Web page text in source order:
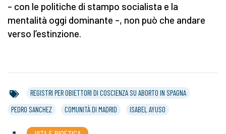
– con le politiche di stampo socialista e la
mentalità oggi dominante –, non può che andare
verso l’estinzione.
REGISTRI PER OBIETTORI DI COSCIENZA SU ABORTO IN SPAGNA
PEDRO SANCHEZ
COMUNITÀ DI MADRID ISABEL AYUSO